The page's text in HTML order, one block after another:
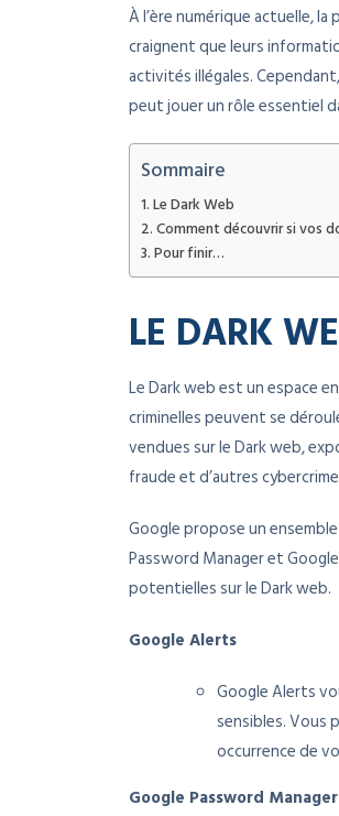
À l’ère numérique actuelle,
craignent que leurs
activités illégales.
peut jouer un rôle essentiel
Sommaire
Le Dark Web
Comment découvrir si vos
Pour finir…
LE DARK
Le Dark web est un espace
criminelles peuvent se
vendues sur le Dark web,
fraude et d’autres
Google propose un
Password Manager et
potentielles sur le Dark web.
Google Alerts
Google Alerts
sensibles. Vous
occurrence de
Google Password